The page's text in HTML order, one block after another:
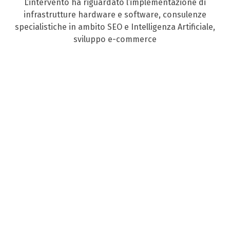
L’intervento ha riguardato l’implementazione di
infrastrutture hardware e software, consulenze
specialistiche in ambito SEO e Intelligenza Artificiale,
sviluppo e-commerce